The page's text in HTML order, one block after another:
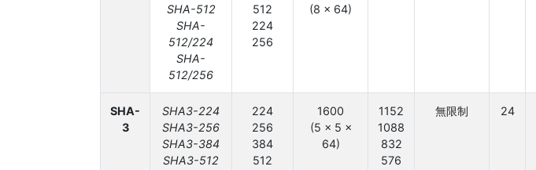
SHA-512
SHA-
512/224
SHA-
512/256
512
224
256
(8 × 64)
SHA-
3
SHA3-224
SHA3-256
SHA3-384
SHA3-512
224
256
384
512
1600
(5 × 5 ×
64)
1152
1088
832
576
無限制 24